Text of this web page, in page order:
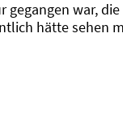
war,
hätte sehen